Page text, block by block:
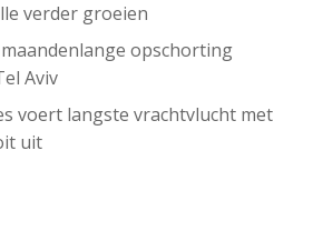
verder groeien
opschorting
Aviv
voert langste vrachtvlucht met
uit